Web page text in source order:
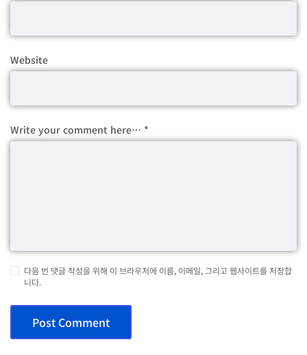
Website
Write your comment here… *
다음 번 댓글 작성을 위해 이 브라우저에 이름, 이메일, 그리고 웹사이트를 저장합
니다.